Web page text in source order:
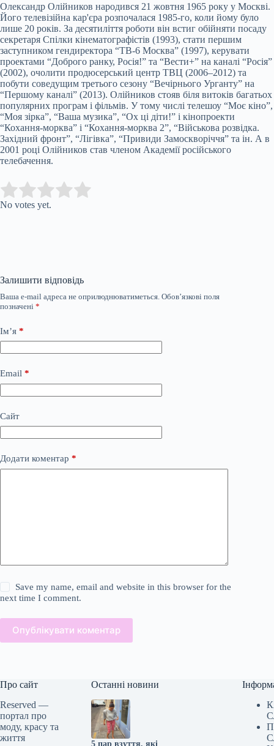
Олександр Олійников народився 21 жовтня 1965 року у Москві.
Його телевізійна кар'єра розпочалася 1985-го, коли йому було
лише 20 років. За десятиліття роботи він встиг обійняти посаду
секретаря Спілки кінематографістів (1993), стати першим
заступником гендиректора “ТВ-6 Москва” (1997), керувати
проектами “Доброго ранку, Росія!” та “Вести+” на каналі “Росія”
(2002), очолити продюсерський центр ТВЦ (2006–2012) та
побути соведущим третього сезону “Вечірнього Урганту” на
“Першому каналі” (2013). Олійников стояв біля витоків багатьох
популярних програм і фільмів. У тому числі телешоу “Моє кіно”,
“Моя зірка”, “Ваша музика”, “Ох ці діти!” і кінопроекти
“Кохання-морква” і “Кохання-морква 2”, “Військова розвідка.
Західний фронт”, “Лігівка”, “Привиди Замоскворіччя” та ін. А в
2001 році Олійников став членом Академії російського
телебачення.
Rate this item:
No votes yet.
Залишити відповідь
Ваша e-mail адреса не оприлюднюватиметься. Обов’язкові поля
позначені *
Ім’я *
Email *
Сайт
Додати коментар *
Save my name, email and website in this browser for the
next time I comment.
Опублікувати коментар
Про сайт
Reserved —
портал про
моду, красу та
життя
Останні новини
5 пар взуття, які